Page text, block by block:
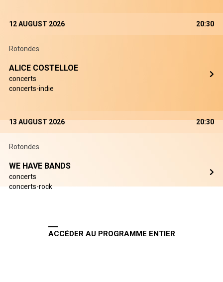
12 AUGUST 2026 20:30
Rotondes
ALICE COSTELLOE
concerts
concerts-indie
13 AUGUST 2026 20:30
Rotondes
WE HAVE BANDS
concerts
concerts-rock
ACCÉDER AU PROGRAMME ENTIER